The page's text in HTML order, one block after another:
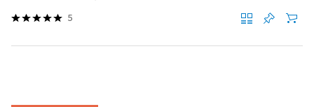
5